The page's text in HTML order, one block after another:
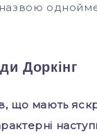
назвою
Доркінг
що мають